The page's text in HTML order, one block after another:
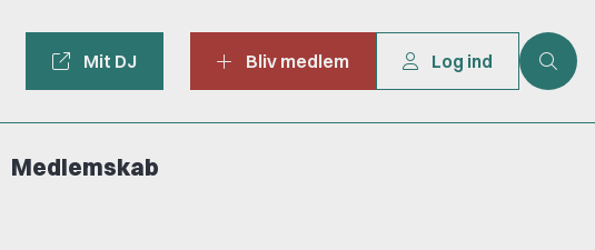
Mit DJ Bliv medlem Log ind
Medlemskab